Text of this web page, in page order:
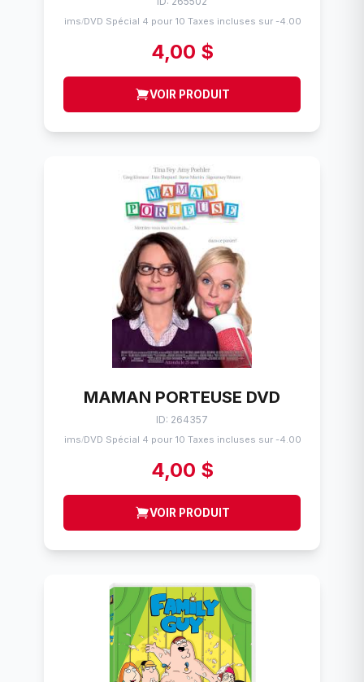
Flims/DVD Spécial 4 pour 10 Taxes incluses sur -4.00$
4,00 $
VOIR PRODUIT
MAMAN PORTEUSE DVD
ID: 264357
Flims/DVD Spécial 4 pour 10 Taxes incluses sur -4.00$
4,00 $
VOIR PRODUIT